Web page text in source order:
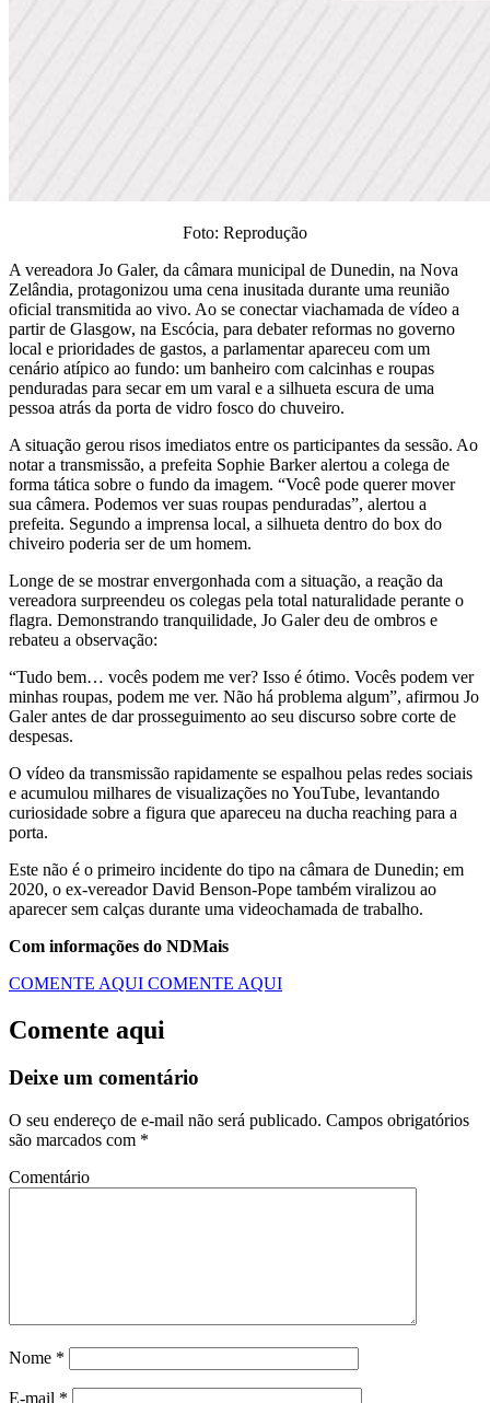
Foto: Reprodução
A vereadora Jo Galer, da câmara municipal de Dunedin, na Nova
Zelândia, protagonizou uma cena inusitada durante uma reunião
oficial transmitida ao vivo. Ao se conectar viachamada de vídeo a
partir de Glasgow, na Escócia, para debater reformas no governo
local e prioridades de gastos, a parlamentar apareceu com um
cenário atípico ao fundo: um banheiro com calcinhas e roupas
penduradas para secar em um varal e a silhueta escura de uma
pessoa atrás da porta de vidro fosco do chuveiro.
A situação gerou risos imediatos entre os participantes da sessão. Ao
notar a transmissão, a prefeita Sophie Barker alertou a colega de
forma tática sobre o fundo da imagem. “Você pode querer mover
sua câmera. Podemos ver suas roupas penduradas”, alertou a
prefeita. Segundo a imprensa local, a silhueta dentro do box do
chiveiro poderia ser de um homem.
Longe de se mostrar envergonhada com a situação, a reação da
vereadora surpreendeu os colegas pela total naturalidade perante o
flagra. Demonstrando tranquilidade, Jo Galer deu de ombros e
rebateu a observação:
“Tudo bem… vocês podem me ver? Isso é ótimo. Vocês podem ver
minhas roupas, podem me ver. Não há problema algum”, afirmou Jo
Galer antes de dar prosseguimento ao seu discurso sobre corte de
despesas.
O vídeo da transmissão rapidamente se espalhou pelas redes sociais
e acumulou milhares de visualizações no YouTube, levantando
curiosidade sobre a figura que apareceu na ducha reaching para a
porta.
Este não é o primeiro incidente do tipo na câmara de Dunedin; em
2020, o ex-vereador David Benson-Pope também viralizou ao
aparecer sem calças durante uma videochamada de trabalho.
Com informações do NDMais
COMENTE AQUI COMENTE AQUI
Comente aqui
Deixe um comentário
O seu endereço de e-mail não será publicado. Campos obrigatórios
são marcados com *
Comentário
Nome *
E-mail *